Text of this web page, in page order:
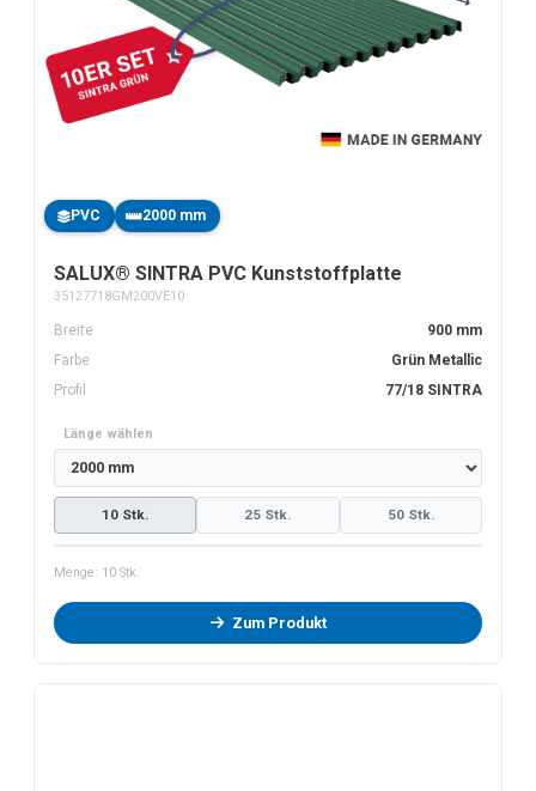
PVC 2000 mm
SALUX® SINTRA PVC Kunststoffplatte
35127718GM200VE10
Breite
900 mm
Farbe
Grün Metallic
Profil
77/18 SINTRA
Länge wählen
10 Stk. 25 Stk. 50 Stk.
Menge: 10 Stk.
Zum Produkt